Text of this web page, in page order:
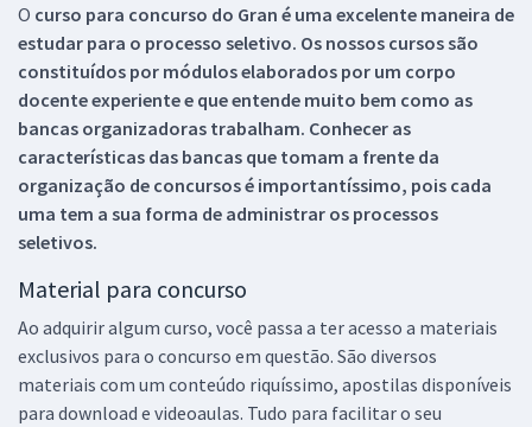
O curso para concurso do Gran é uma excelente maneira de
estudar para o processo seletivo. Os nossos cursos são
constituídos por módulos elaborados por um corpo
docente experiente e que entende muito bem como as
bancas organizadoras trabalham. Conhecer as
características das bancas que tomam a frente da
organização de concursos é importantíssimo, pois cada
uma tem a sua forma de administrar os processos
seletivos.
Material para concurso
Ao adquirir algum curso, você passa a ter acesso a materiais
exclusivos para o concurso em questão. São diversos
materiais com um conteúdo riquíssimo, apostilas disponíveis
para download e videoaulas. Tudo para facilitar o seu